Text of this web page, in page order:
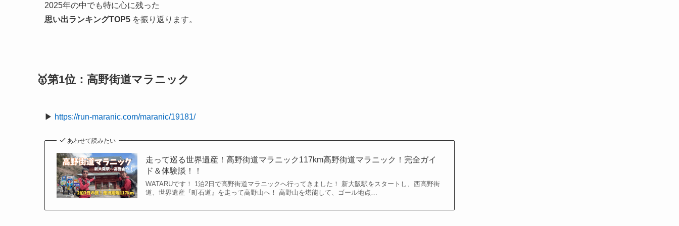
2025年の中でも特に心に残った
思い出ランキングTOP5 を振り返ります。
🥇第1位：高野街道マラニック
▶︎ https://run-maranic.com/maranic/19181/
あわせて読みたい
走って巡る世界遺産！高野街道マラニック117km高野街道マラニック！完全ガイ
ド＆体験談！！
WATARUです！ 1泊2日で高野街道マラニックへ行ってきました！ 新大阪駅をスタートし、西高野街
道、世界遺産『町石道』を走って高野山へ！ 高野山を堪能して、ゴール地点…